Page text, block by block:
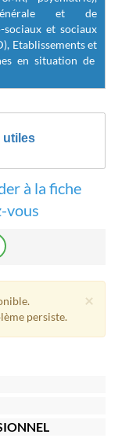
et de
sociaux et sociaux
Etablissements et
en situation de
utiles
à la fiche
vous
×
persiste.